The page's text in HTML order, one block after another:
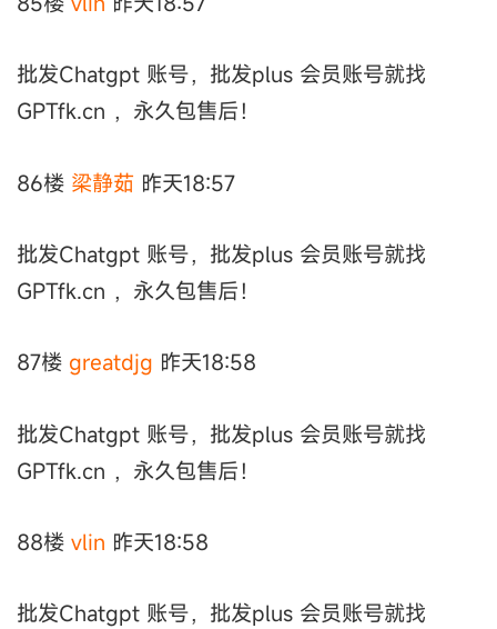
批发Chatgpt 账号，批发plus 会员账号就找
GPTfk.cn ，永久包售后！
86楼 梁静茹 昨天18:57
批发Chatgpt 账号，批发plus 会员账号就找
GPTfk.cn ，永久包售后！
87楼 greatdjg 昨天18:58
批发Chatgpt 账号，批发plus 会员账号就找
GPTfk.cn ，永久包售后！
88楼 vlin 昨天18:58
批发Chatgpt 账号，批发plus 会员账号就找